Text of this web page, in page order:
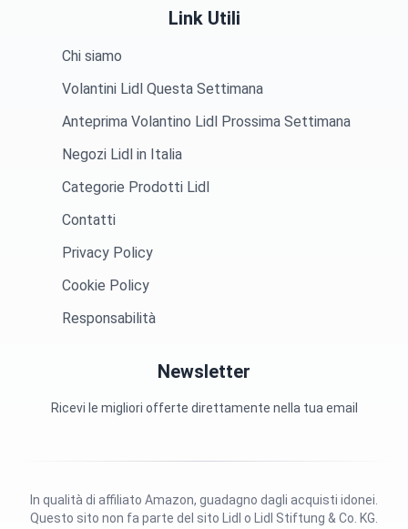
Link Utili
Chi siamo
Volantini Lidl Questa Settimana
Anteprima Volantino Lidl Prossima Settimana
Negozi Lidl in Italia
Categorie Prodotti Lidl
Contatti
Privacy Policy
Cookie Policy
Responsabilità
Newsletter
Ricevi le migliori offerte direttamente nella tua email
Questo sito non fa parte del sito Lidl o Lidl Stiftung & Co. KG.
In qualità di affiliato Amazon, guadagno dagli acquisti idonei.